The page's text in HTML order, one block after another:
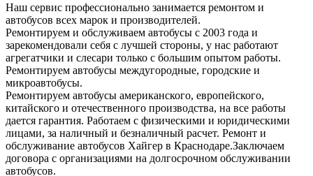
Наш сервис профессионально занимается ремонтом и
автобусов всех марок и производителей.
Ремонтируем и обслуживаем автобусы с 2003 года и
зарекомендовали себя с лучшей стороны, у нас работают
агрегатчики и слесари только с большим опытом работы.
Ремонтируем автобусы междугородные, городские и
микроавтобусы.
Ремонтируем автобусы американского, европейского,
китайского и отечественного производства, на все работы
дается гарантия. Работаем с физическими и юридическими
лицами, за наличный и безналичный расчет. Ремонт и
обслуживание автобусов Хайгер в Краснодаре.Заключаем
договора с организациями на долгосрочном обслуживании
автобусов.